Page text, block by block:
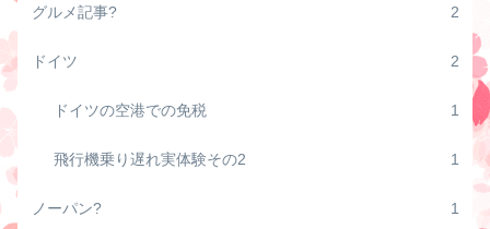
グルメ記事? 2
ドイツ 2
ドイツの空港での免税 1
飛行機乗り遅れ実体験その2 1
ノーパン? 1